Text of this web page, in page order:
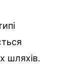
шляхів.